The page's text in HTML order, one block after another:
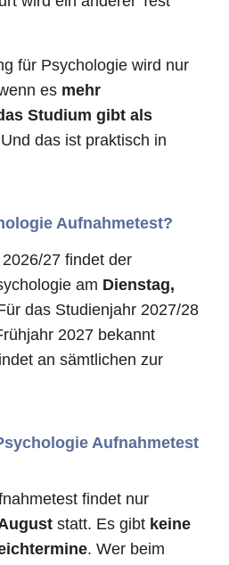
für Psychologie wird nur
es mehr
Studium gibt als
das ist praktisch in
Aufnahmetest?
27 findet der
am Dienstag,
das Studienjahr 2027/28
2027 bekannt
an sämtlichen zur
Aufnahmetest
findet nur
statt. Es gibt keine
. Wer beim